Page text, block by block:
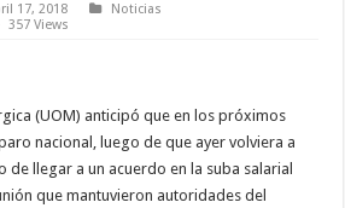
17, 2018
Noticias
357 Views
(UOM) anticipó que en los próximos
nacional, luego de que ayer volviera a
de llegar a un acuerdo en la suba salarial
que mantuvieron autoridades del